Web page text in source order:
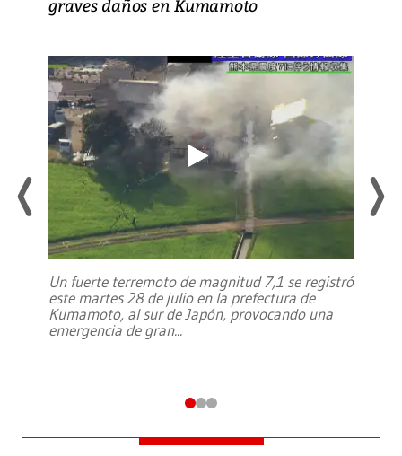
graves daños en Kumamoto
Un fuerte terremoto de magnitud 7,1 se registró
este martes 28 de julio en la prefectura de
Kumamoto, al sur de Japón, provocando una
emergencia de gran...